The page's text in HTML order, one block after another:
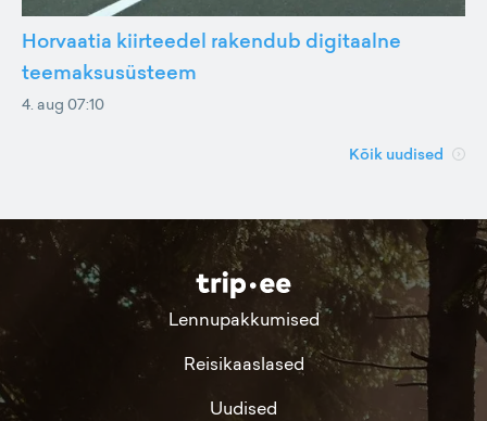
Horvaatia kiirteedel rakendub digitaalne
teemaksusüsteem
4. aug 07:10
Kõik uudised
Lennupakkumised
Reisikaaslased
Uudised